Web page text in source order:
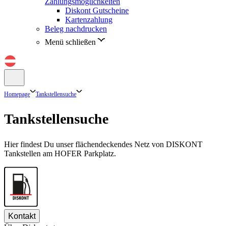
Diskont Gutscheine
Kartenzahlung
Beleg nachdrucken
Menü schließen
Homepage Tankstellensuche
Tankstellensuche
Hier findest Du unser flächendeckendes Netz von DISKONT
Tankstellen am HOFER Parkplatz.
Kontakt